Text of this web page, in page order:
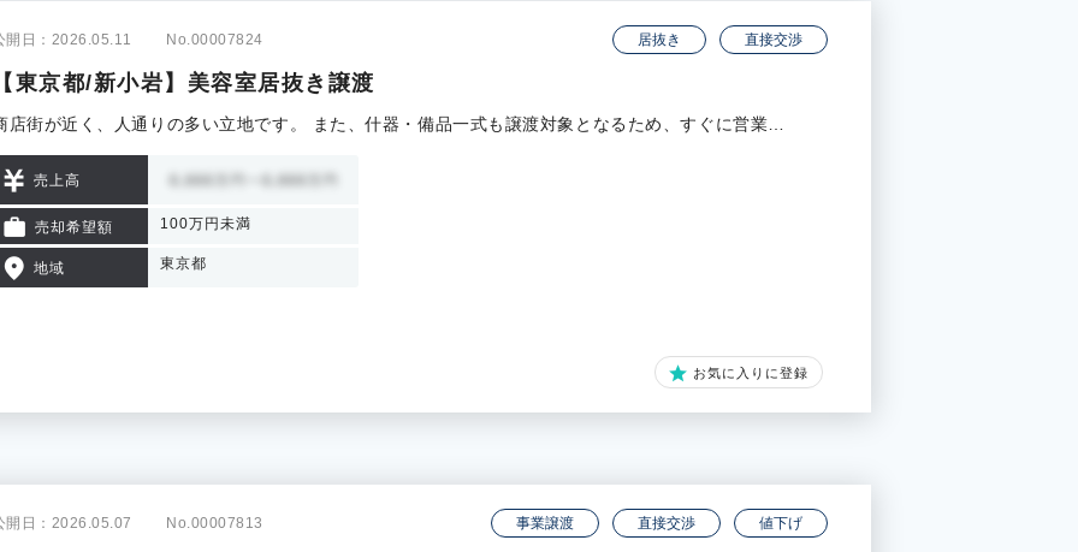
開日：2026.05.11 No.00007824 居抜き 直接交渉
東京都/新小岩】美容室居抜き譲渡
店街が近く、人通りの多い立地です。 また、什器・備品一式も譲渡対象となるため、すぐに営業…
売上高
売却希望額 100万円未満
地域 東京都
お気に入りに登録
開日：2026.05.07 No.00007813 事業譲渡 直接交渉 値下げ